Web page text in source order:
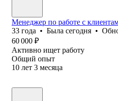
Менеджер по работе с
33 года • Была сегодня •
60 000 ₽
Активно ищет работу
Общий опыт
10 лет 3 месяца